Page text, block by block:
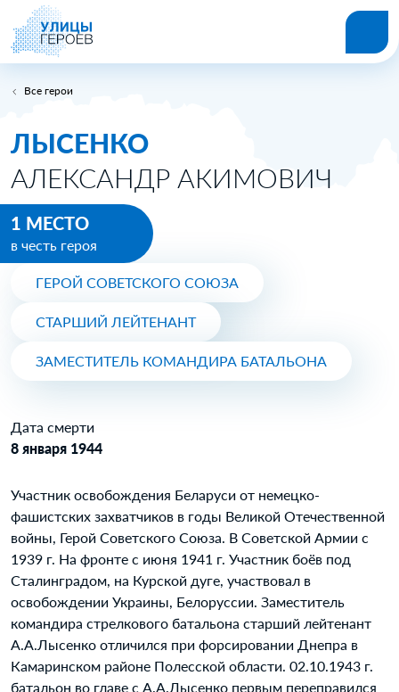
Все герои
ЛЫСЕНКО
АЛЕКСАНДР АКИМОВИЧ
1 МЕСТО
в честь героя
ГЕРОЙ СОВЕТСКОГО СОЮЗА
СТАРШИЙ ЛЕЙТЕНАНТ
ЗАМЕСТИТЕЛЬ КОМАНДИРА БАТАЛЬОНА
Дата смерти
8 января 1944
Участник освобождения Беларуси от немецко-
фашистских захватчиков в годы Великой Отечественной
войны, Герой Советского Союза. В Советской Армии с
1939 г. На фронте с июня 1941 г. Участник боёв под
Сталинградом, на Курской дуге, участвовал в
освобождении Украины, Белоруссии. Заместитель
командира стрелкового батальона старший лейтенант
А.А.Лысенко отличился при форсировании Днепра в
Камаринском районе Полесской области. 02.10.1943 г.
батальон во главе с А.А.Лысенко первым переправился